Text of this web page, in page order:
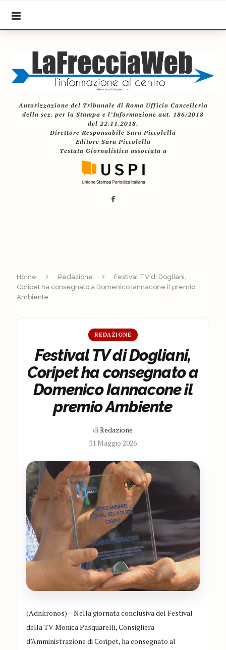
Autorizzazione del Tribunale di Roma Ufficio Cancelleria
della sez. per la Stampa e l’Informazione aut. 186/2018
del 22.11.2018.
Direttore Responsabile Sara Piccolella
Editore Sara Piccolella
Testata Giornalistica associata a
Home Redazione
Festival TV di Dogliani,
Coripet ha consegnato a Domenico Iannacone il premio
Ambiente
REDAZIONE
Festival TV di Dogliani,
Coripet ha consegnato a
Domenico Iannacone il
premio Ambiente
diRedazione
31 Maggio 2026
(Adnkronos) – Nella giornata conclusiva del Festival
della TV Monica Pasquarelli, Consigliera
d’Amministrazione di Coripet, ha consegnato al